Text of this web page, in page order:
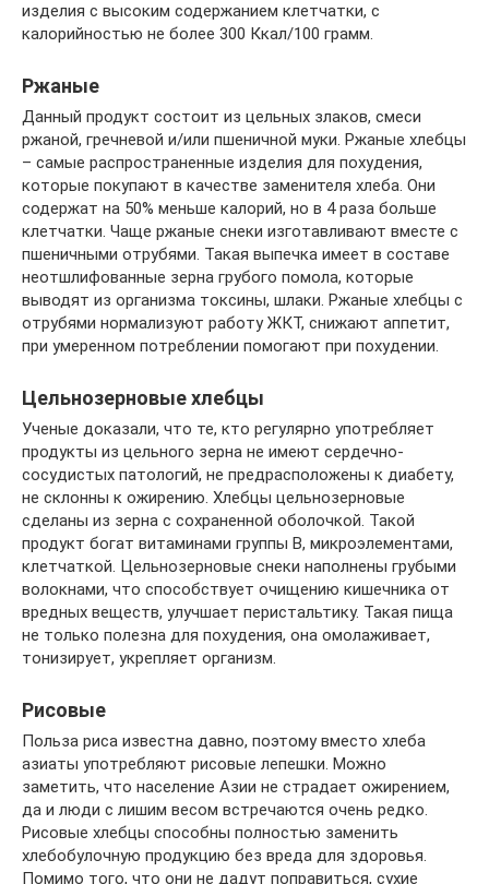
изделия с высоким содержанием клетчатки, с
калорийностью не более 300 Ккал/100 грамм.
Ржаные
Данный продукт состоит из цельных злаков, смеси
ржаной, гречневой и/или пшеничной муки. Ржаные хлебцы
– самые распространенные изделия для похудения,
которые покупают в качестве заменителя хлеба. Они
содержат на 50% меньше калорий, но в 4 раза больше
клетчатки. Чаще ржаные снеки изготавливают вместе с
пшеничными отрубями. Такая выпечка имеет в составе
неотшлифованные зерна грубого помола, которые
выводят из организма токсины, шлаки. Ржаные хлебцы с
отрубями нормализуют работу ЖКТ, снижают аппетит,
при умеренном потреблении помогают при похудении.
Цельнозерновые хлебцы
Ученые доказали, что те, кто регулярно употребляет
продукты из цельного зерна не имеют сердечно-
сосудистых патологий, не предрасположены к диабету,
не склонны к ожирению. Хлебцы цельнозерновые
сделаны из зерна с сохраненной оболочкой. Такой
продукт богат витаминами группы В, микроэлементами,
клетчаткой. Цельнозерновые снеки наполнены грубыми
волокнами, что способствует очищению кишечника от
вредных веществ, улучшает перистальтику. Такая пища
не только полезна для похудения, она омолаживает,
тонизирует, укрепляет организм.
Рисовые
Польза риса известна давно, поэтому вместо хлеба
азиаты употребляют рисовые лепешки. Можно
заметить, что население Азии не страдает ожирением,
да и люди с лишим весом встречаются очень редко.
Рисовые хлебцы способны полностью заменить
хлебобулочную продукцию без вреда для здоровья.
Помимо того, что они не дадут поправиться, сухие